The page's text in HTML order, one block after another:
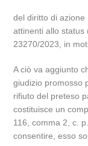
del diritto di
attinenti allo status
23270/2023, in
A ciò va aggiunto
giudizio promosso
rifiuto del preteso
costituisce un
116, comma 2, c.
consentire, esso